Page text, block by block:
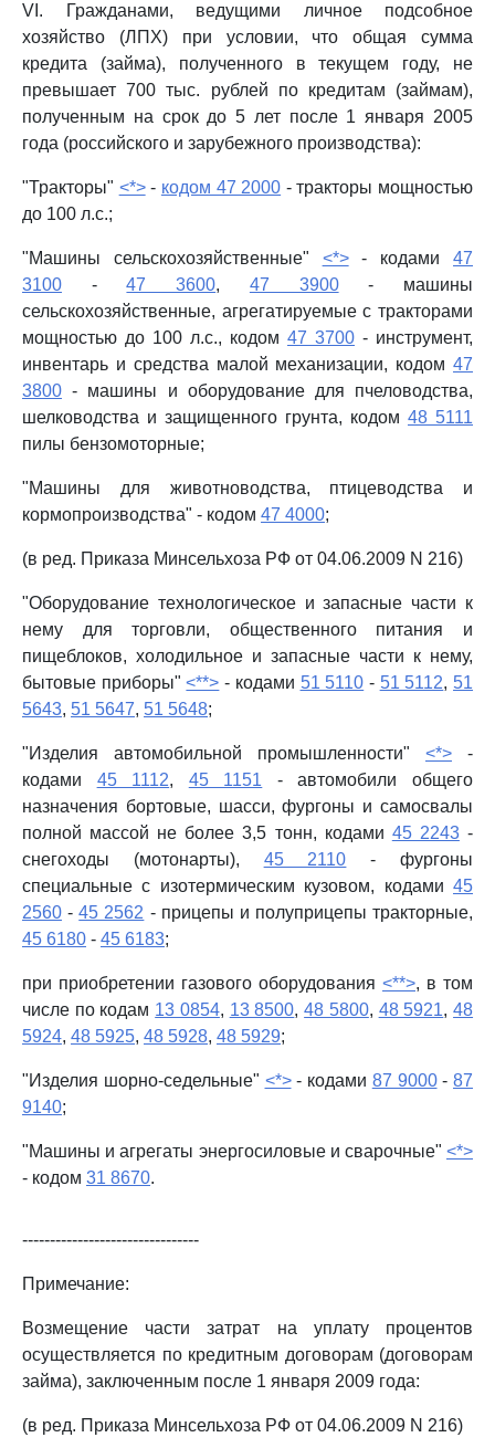
VI. Гражданами, ведущими личное подсобное
хозяйство (ЛПХ) при условии, что общая сумма
кредита (займа), полученного в текущем году, не
превышает 700 тыс. рублей по кредитам (займам),
полученным на срок до 5 лет после 1 января 2005
года (российского и зарубежного производства):
"Тракторы" <*>- кодом 47 2000 - тракторы мощностью
до 100 л.с.;
"Машины сельскохозяйственные" <*>- кодами47
3100 -47 3600, 47 3900- машины
сельскохозяйственные, агрегатируемые с тракторами
мощностью до 100 л.с., кодом 47 3700 - инструмент,
инвентарь и средства малой механизации, кодом 47
3800 - машины и оборудование для пчеловодства,
шелководства и защищенного грунта, кодом 48 5111
пилы бензомоторные;
"Машины для животноводства, птицеводства и
кормопроизводства" - кодом 47 4000;
(в ред. Приказа Минсельхоза РФ от 04.06.2009 N 216)
"Оборудование технологическое и запасные части к
нему для торговли, общественного питания и
пищеблоков, холодильное и запасные части к нему,
бытовые приборы"<**> - кодами 51 5110 - 51 5112, 51
5643, 51 5647, 51 5648;
"Изделия автомобильной промышленности" <*> -
кодами 45 1112, 45 1151 - автомобили общего
назначения бортовые, шасси, фургоны и самосвалы
полной массой не более 3,5 тонн, кодами 45 2243-
снегоходы (мотонарты), 45 2110 - фургоны
специальные с изотермическим кузовом, кодами 45
2560 -45 2562 - прицепы и полуприцепы тракторные,
45 6180 - 45 6183;
при приобретении газового оборудования <**>, в том
числе по кодам 13 0854, 13 8500,48 5800, 48 5921,48
5924, 48 5925, 48 5928, 48 5929;
"Изделия шорно-седельные" <*>- кодами 87 9000- 87
9140;
"Машины и агрегаты энергосиловые и сварочные" <*>
- кодом 31 8670.
--------------------------------
Примечание:
Возмещение части затрат на уплату процентов
осуществляется по кредитным договорам (договорам
займа), заключенным после 1 января 2009 года:
(в ред. Приказа Минсельхоза РФ от 04.06.2009 N 216)